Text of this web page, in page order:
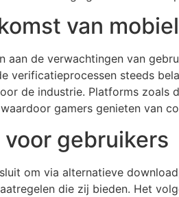
van
aan de verwachtingen van
verificatieprocessen steeds
de industrie. Platforms zoals
gamers genieten van
gebruikers
om via alternatieve
die zij bieden. Het